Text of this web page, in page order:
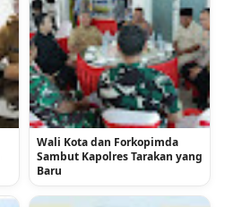
Wali Kota dan Forkopimda
Sambut Kapolres Tarakan yang
Baru